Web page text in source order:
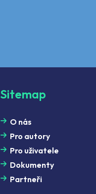
Sitemap
O nás
Pro autory
Pro uživatele
Dokumenty
Partneři